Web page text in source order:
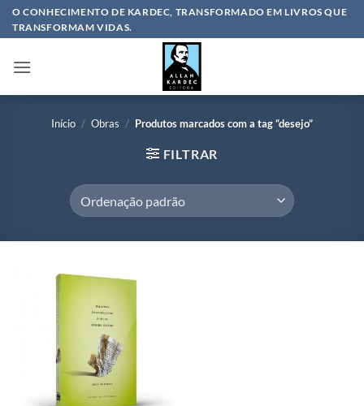
SkipO CONHECIMENTO DE KARDEC, TRANSFORMADO EM LIVROS QUE
TRANSFORMAM VIDAS.
Início / Obras / Produtos marcados com a tag “desejo”
FILTRAR